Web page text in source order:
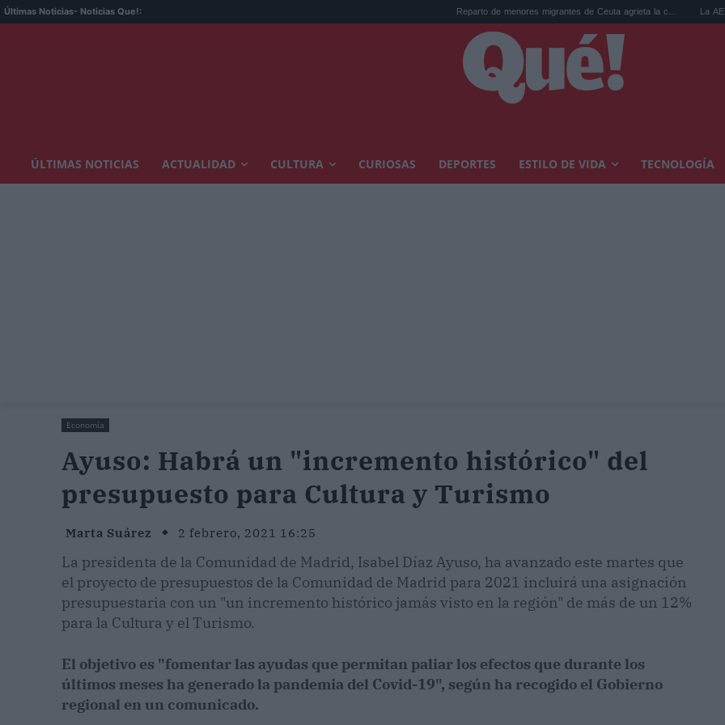
Últimas Noticias- Noticias Que!: Reparto de menores migrantes de Ceuta agrieta la c... La AEMET
ÚLTIMAS NOTICIAS ACTUALIDAD CULTURA CURIOSAS DEPORTES ESTILO DE VIDA TECNOLOGÍA
Economía
Ayuso: Habrá un "incremento histórico" del
presupuesto para Cultura y Turismo
Marta Suárez 2 febrero, 2021 16:25
La presidenta de la Comunidad de Madrid, Isabel Díaz Ayuso, ha avanzado este martes que
el proyecto de presupuestos de la Comunidad de Madrid para 2021 incluirá una asignación
presupuestaria con un "un incremento histórico jamás visto en la región" de más de un 12%
para la Cultura y el Turismo.
El objetivo es "fomentar las ayudas que permitan paliar los efectos que durante los
últimos meses ha generado la pandemia del Covid-19", según ha recogido el Gobierno
regional en un comunicado.